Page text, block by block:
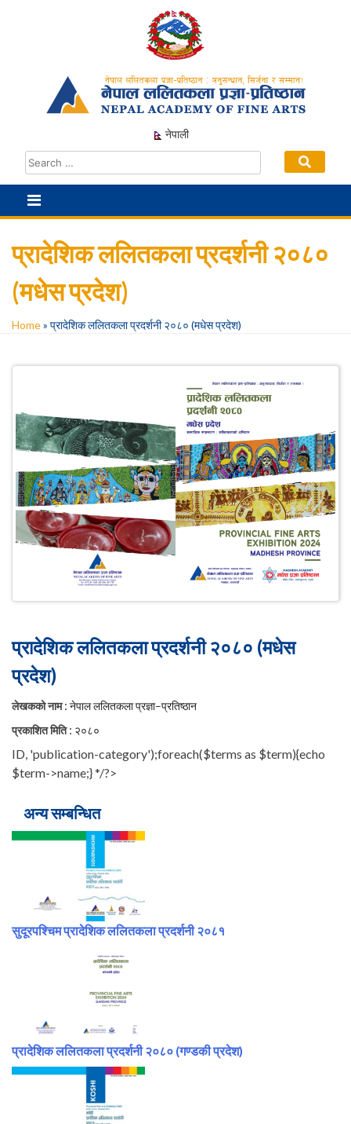
नेपाली
प्रादेशिक ललितकला प्रदर्शनी २०८०
(मधेस प्रदेश)
Home» प्रादेशिक ललितकला प्रदर्शनी २०८० (मधेस प्रदेश)
प्रादेशिक ललितकला प्रदर्शनी २०८० (मधेस
प्रदेश)
लेखकको नाम: नेपाल ललितकला प्रज्ञा–प्रतिष्ठान
प्रकाशित मिति: २०८०
ID, 'publication-category');foreach($terms as $term){echo
$term->name;} */?>
अन्य सम्बन्धित
सुदूरपश्चिम प्रादेशिक ललितकला प्रदर्शनी २०८१
प्रादेशिक ललितकला प्रदर्शनी २०८० (गण्डकी प्रदेश)